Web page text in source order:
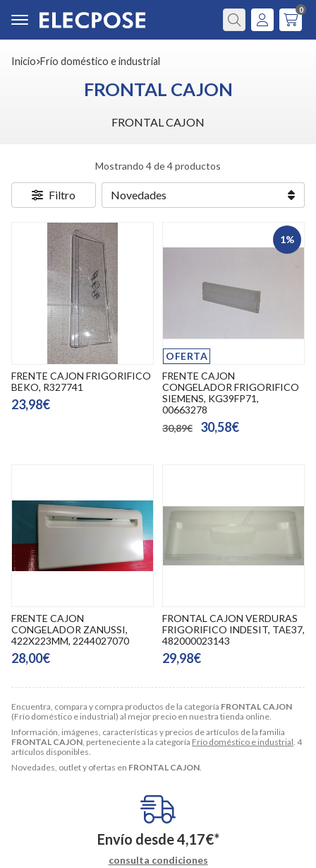
Buscar
0
Inicio frío doméstico e industrial
FRONTAL CAJON
FRONTAL CAJON
Encuentra, compara y compra productos de la categoría FRONTAL CAJON
(Frío doméstico e industrial) al mejor precio en nuestra tienda online.
Información, imágenes, características y precios de artículos de la familia
FRONTAL CAJON, perteneciente a la categoría Frío doméstico e industrial. 4
artículos disponibles.
Novedades, outlet y ofertas en FRONTAL CAJON.
Mostrando 4 de 4 productos
Filtro
FRENTE CAJON FRIGORIFICO
BEKO, R327741
23,98€
1%
OFERTA
FRENTE CAJON
CONGELADOR FRIGORIFICO
SIEMENS, KG39FP71,
00663278
30,89€
30,58€
FRENTE CAJON
CONGELADOR ZANUSSI,
422X223MM, 2244027070
28,00€
FRONTAL CAJON VERDURAS
FRIGORIFICO INDESIT, TAE37,
482000023143
29,98€
Envío desde4,17€*
consulta condiciones